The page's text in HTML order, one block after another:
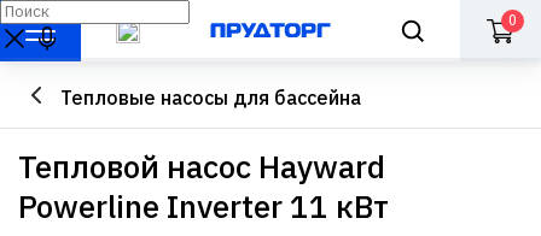
0
Тепловые насосы для бассейна
Тепловой насос Hayward
Powerline Inverter 11 кВт